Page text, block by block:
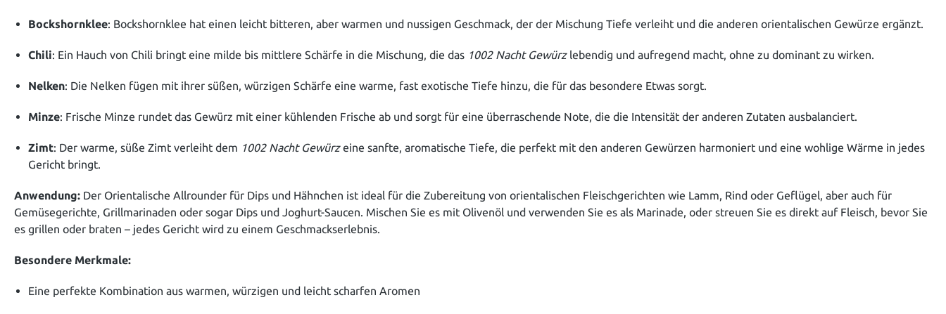
Bockshornklee: Bockshornklee hat einen leicht bitteren, aber warmen und nussigen Geschmack, der der Mischung Tiefe verleiht und die anderen orientalischen Gewürze ergänzt.
Chili: Ein Hauch von Chili bringt eine milde bis mittlere Schärfe in die Mischung, die das 1002 Nacht Gewürzlebendig und aufregend macht, ohne zu dominant zu wirken.
Nelken: Die Nelken fügen mit ihrer süßen, würzigen Schärfe eine warme, fast exotische Tiefe hinzu, die für das besondere Etwas sorgt.
Minze: Frische Minze rundet das Gewürz mit einer kühlenden Frische ab und sorgt für eine überraschende Note, die die Intensität der anderen Zutaten ausbalanciert.
Zimt: Der warme, süße Zimt verleiht dem 1002 Nacht Gewürzeine sanfte, aromatische Tiefe, die perfekt mit den anderen Gewürzen harmoniert und eine wohlige Wärme in jedes
Gericht bringt.
Anwendung: Der Orientalische Allrounder für Dips und Hähnchen ist ideal für die Zubereitung von orientalischen Fleischgerichten wie Lamm, Rind oder Geflügel, aber auch für
Gemüsegerichte, Grillmarinaden oder sogar Dips und Joghurt-Saucen. Mischen Sie es mit Olivenöl und verwenden Sie es als Marinade, oder streuen Sie es direkt auf Fleisch, bevor Sie
es grillen oder braten – jedes Gericht wird zu einem Geschmackserlebnis.
Besondere Merkmale:
Eine perfekte Kombination aus warmen, würzigen und leicht scharfen Aromen